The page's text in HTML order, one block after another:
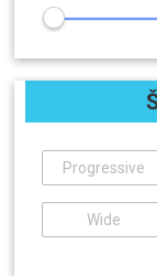
Progressive
Wide